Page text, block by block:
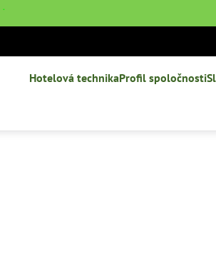
˙
Hotelová technikaProfil spoločnosti